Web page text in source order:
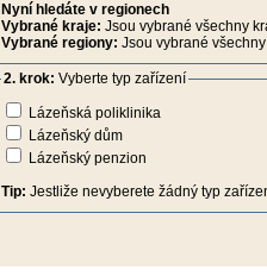
Nyní hledáte v regionech
Vybrané kraje: Jsou vybrané všechny
Vybrané regiony: Jsou vybrané
2. krok: Vyberte typ zařízení
Lázeňská poliklinika
Lázeňský dům
Lázeňský penzion
Tip: Jestliže nevyberete žádný typ